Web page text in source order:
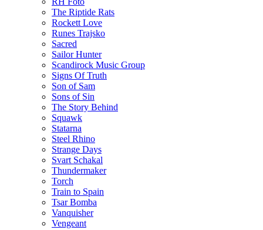
The Riptide Rats
Rockett Love
Runes Trajsko
Sacred
Sailor Hunter
Scandirock Music Group
Signs Of Truth
Son of Sam
Sons of Sin
The Story Behind
Squawk
Statarna
Steel Rhino
Strange Days
Svart Schakal
Thundermaker
Torch
Train to Spain
Tsar Bomba
Vanquisher
Vengeant